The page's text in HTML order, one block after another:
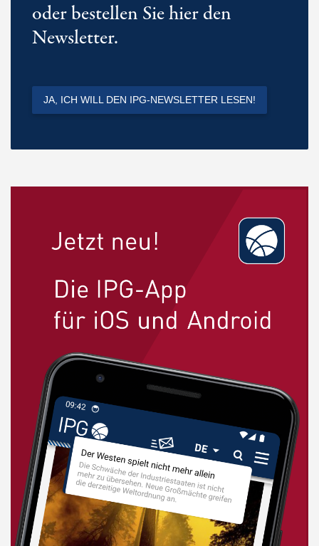
oder bestellen Sie hier den
Newsletter.
JA, ICH WILL DEN IPG-NEWSLETTER LESEN!